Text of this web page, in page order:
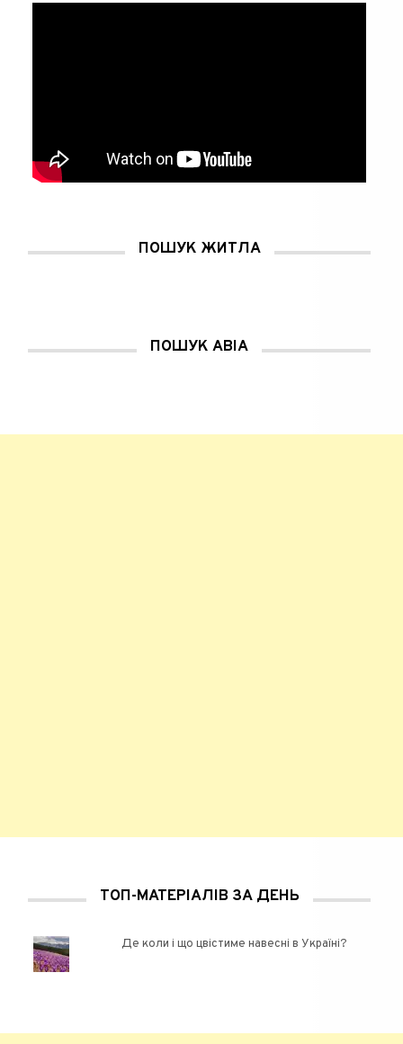
ПОШУК ЖИТЛА
ПОШУК АВІА
ТОП-МАТЕРІАЛІВ ЗА ДЕНЬ
Де коли і що цвістиме навесні в Україні?